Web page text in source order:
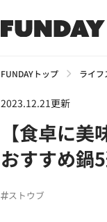
FUNDAYトップ ライフ
2023.12.21更新
【食卓に
おすすめ鍋
ストウブ